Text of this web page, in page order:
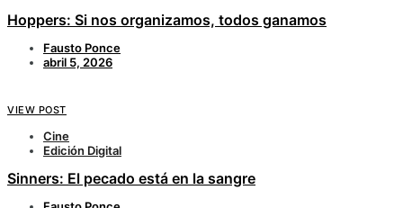
Hoppers: Si nos organizamos, todos ganamos
Fausto Ponce
abril 5, 2026
VIEW POST
Cine
Edición Digital
Sinners: El pecado está en la sangre